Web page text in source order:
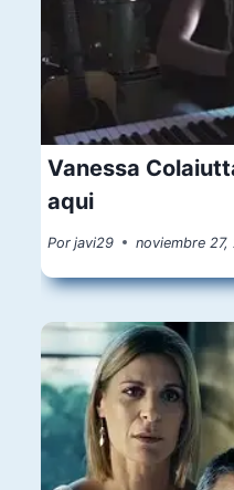
Vanessa
aqui
Por javi29 noviembre 27,